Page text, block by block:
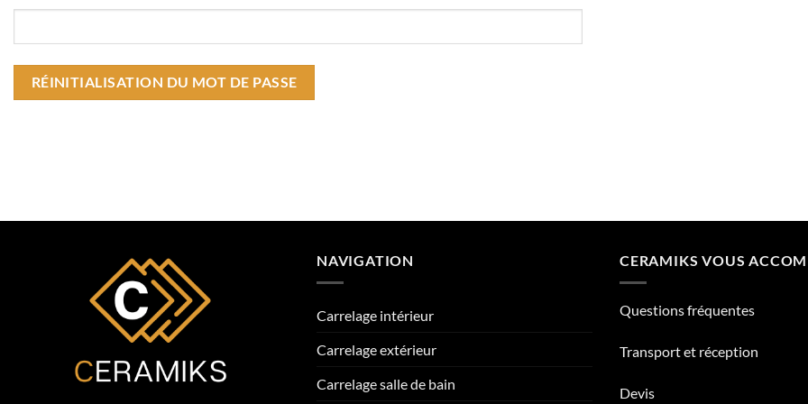
RÉINITIALISATION DU MOT DE PASSE
NAVIGATION
Carrelage intérieur
Carrelage extérieur
Carrelage salle de bain
CERAMIKS VOUS
Questions fréquentes
Transport et réception
Devis